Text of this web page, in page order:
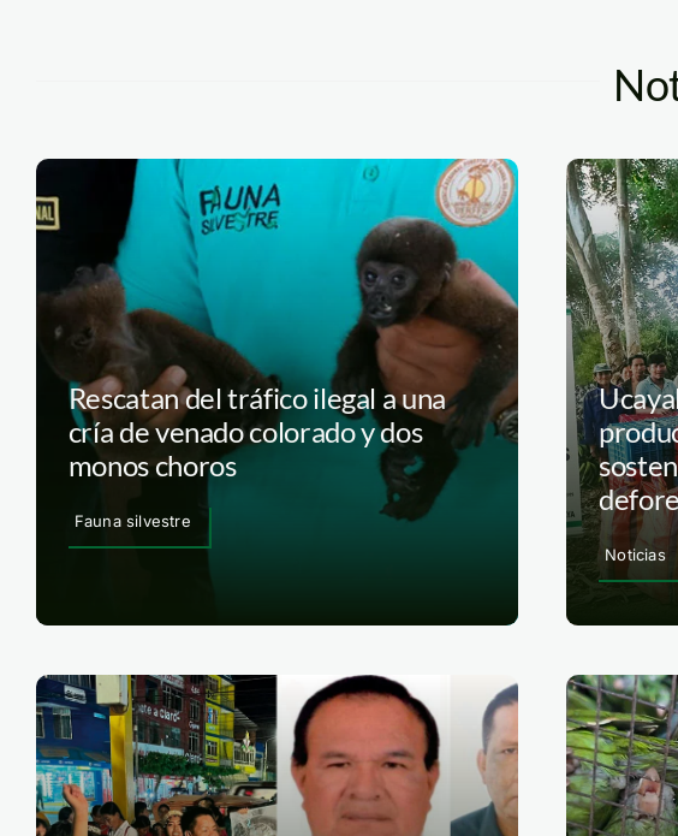
Rescatan del tráfico ilegal a una
cría de venado colorado y dos
monos choros
Fauna silvestre
Noticias